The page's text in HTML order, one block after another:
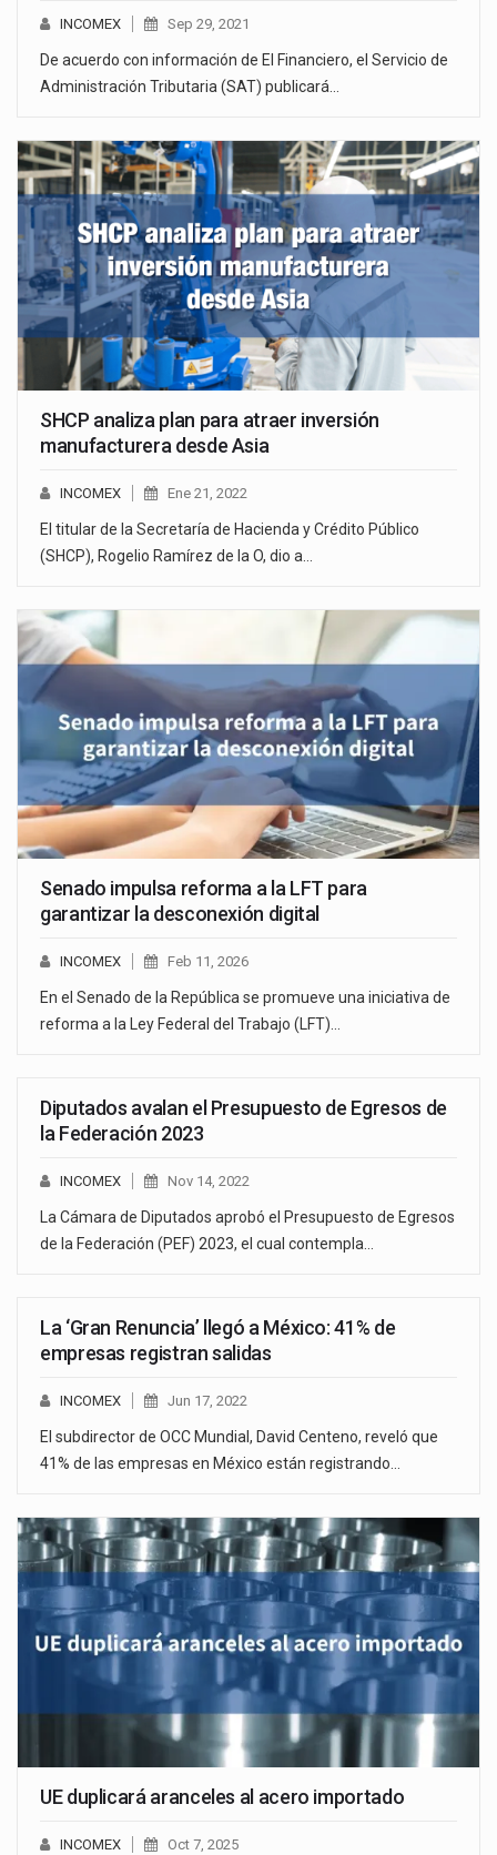
INCOMEX Sep 29, 2021
De acuerdo con información de El Financiero, el Servicio de
Administración Tributaria (SAT) publicará…
SHCP analiza plan para atraer inversión
manufacturera desde Asia
INCOMEX Ene 21, 2022
El titular de la Secretaría de Hacienda y Crédito Público
(SHCP), Rogelio Ramírez de la O, dio a…
Senado impulsa reforma a la LFT para
garantizar la desconexión digital
INCOMEX Feb 11, 2026
En el Senado de la República se promueve una iniciativa de
reforma a la Ley Federal del Trabajo (LFT)…
Diputados avalan el Presupuesto de Egresos de
la Federación 2023
INCOMEX Nov 14, 2022
La Cámara de Diputados aprobó el Presupuesto de Egresos
de la Federación (PEF) 2023, el cual contempla…
La ‘Gran Renuncia’ llegó a México: 41% de
empresas registran salidas
INCOMEX Jun 17, 2022
El subdirector de OCC Mundial, David Centeno, reveló que
41% de las empresas en México están registrando…
UE duplicará aranceles al acero importado
INCOMEX Oct 7, 2025